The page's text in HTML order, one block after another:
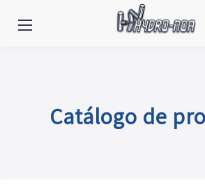
Catálogo de